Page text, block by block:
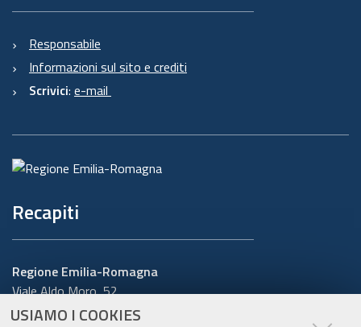
USIAMO I COOKIES
Responsabile
Informazioni sul sito e crediti
Scrivici: e-mail
Recapiti
Regione Emilia-Romagna
Viale Aldo Moro, 52
40127 Bologna